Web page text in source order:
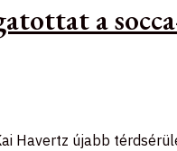
a
Havertz újabb